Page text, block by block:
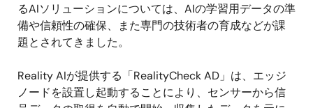
るAIソリューションについては、AIの学習用データの準
備や信頼性の確保、また専門の技術者の育成などが課
題とされてきました。
Reality AIが提供する「RealityCheck AD」は、エッジ
ノードを設置し起動することにより、センサーから信